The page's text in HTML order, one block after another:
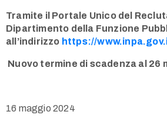
Tramite il Portale Unico del
Dipartimento della Funzione
all’indirizzo https://
Nuovo termine di scadenza al 26
16 maggio 2024